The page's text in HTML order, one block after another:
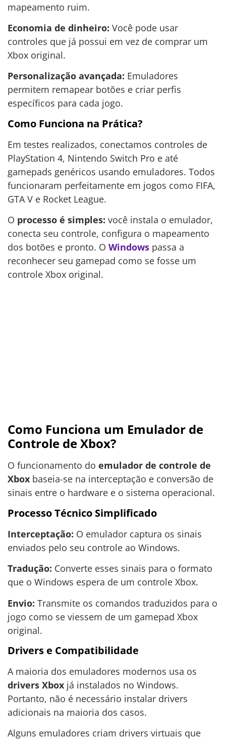
mapeamento ruim.
Economia de dinheiro: Você pode usar
controles que já possui em vez de comprar um
Xbox original.
Personalização avançada: Emuladores
permitem remapear botões e criar perfis
específicos para cada jogo.
Como Funciona na Prática?
Em testes realizados, conectamos controles de
PlayStation 4, Nintendo Switch Pro e até
gamepads genéricos usando emuladores. Todos
funcionaram perfeitamente em jogos como FIFA,
GTA V e Rocket League.
O processo é simples: você instala o emulador,
conecta seu controle, configura o mapeamento
dos botões e pronto. O Windows passa a
reconhecer seu gamepad como se fosse um
controle Xbox original.
Como Funciona um Emulador de
Controle de Xbox?
O funcionamento do emulador de controle de
Xbox baseia-se na interceptação e conversão de
sinais entre o hardware e o sistema operacional.
Processo Técnico Simplificado
Interceptação: O emulador captura os sinais
enviados pelo seu controle ao Windows.
Tradução: Converte esses sinais para o formato
que o Windows espera de um controle Xbox.
Envio: Transmite os comandos traduzidos para o
jogo como se viessem de um gamepad Xbox
original.
Drivers e Compatibilidade
A maioria dos emuladores modernos usa os
drivers Xbox já instalados no Windows.
Portanto, não é necessário instalar drivers
adicionais na maioria dos casos.
Alguns emuladores criam drivers virtuais que